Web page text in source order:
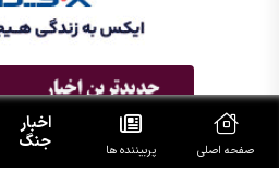
صفحه اصلی پربیننده ها
اخبار
جنگ